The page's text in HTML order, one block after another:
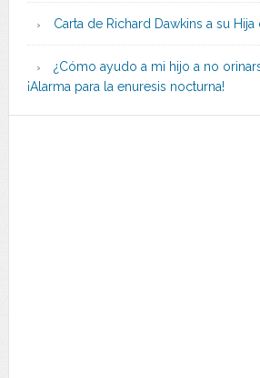
Carta de Richard Dawkins a su
¿Cómo ayudo a mi hijo a no
¡Alarma para la enuresis nocturna!